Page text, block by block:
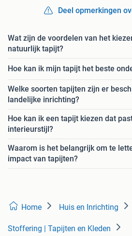
Deel opmerkingen
Wat zijn de voordelen van het
natuurlijk tapijt?
Hoe kan ik mijn tapijt het beste
Welke soorten tapijten zijn er
landelijke inrichting?
Hoe kan ik een tapijt kiezen dat
interieurstijl?
Waarom is het belangrijk om te
impact van tapijten?
Home Huis en Inrichting
Stoffering | Tapijten en Kleden